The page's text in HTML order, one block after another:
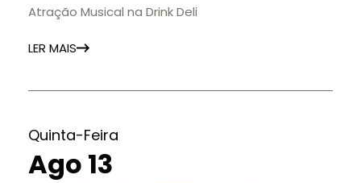
Atração Musical na Drink Deli
LER MAIS
Quinta-Feira
Ago 13